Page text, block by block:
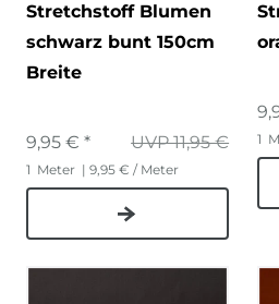
Stretchstoff Blumen
schwarz bunt 150cm
Breite
UVP 11,95 €
9,95 € *
1 Meter | 9,95 € / Meter
1